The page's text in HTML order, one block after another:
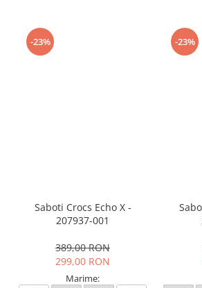
-23%
Saboti Crocs Echo X -
207937-001
389,00 RON
299,00 RON
Marime:
-23%